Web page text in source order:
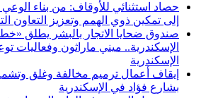
حصاد استثنائي للأوقاف: من بناء
إلى تمكين ذوي الهمم وتعزيز التعاون
صندوق ضحايا الاتجار بالبشر يطلق
الإسكندرية.. ميني ماراثون وفعاليات
الإسكندرية
إيقاف أعمال ترميم مخالفة وغلق
بشارع فؤاد في الإسكندرية